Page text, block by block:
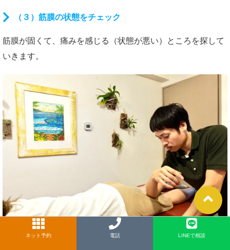
LINE
（３）筋膜の状態をチェック
筋膜が固くて、痛みを感じる（状態が悪い）ところを探して
いきます。
ネット予約 電話 LINEで相談